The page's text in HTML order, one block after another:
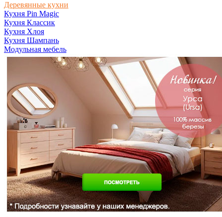
Деревянные кухни
Кухня Pin Magic
Кухня Классик
Кухня Хлоя
Кухня Шампань
Модульная мебель